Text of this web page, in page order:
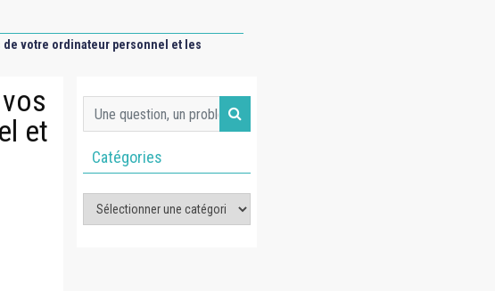
votre ordinateur personnel et les
et
Catégories
Catégories